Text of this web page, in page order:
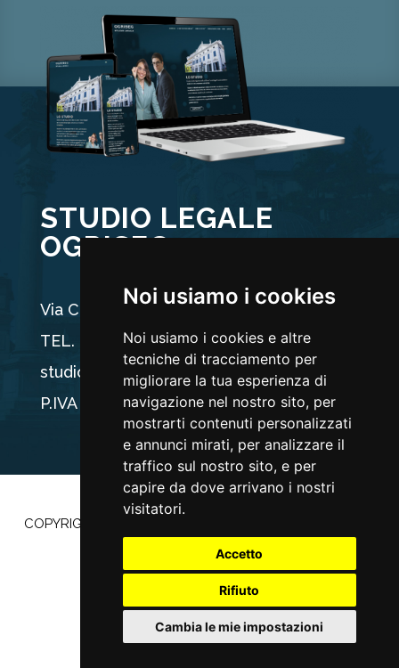
Noi usiamo i cookies
Noi usiamo i cookies e altre
tecniche di tracciamento per
migliorare la tua esperienza di
navigazione nel nostro sito, per
mostrarti contenuti personalizzati
e annunci mirati, per analizzare il
traffico sul nostro sito, e per
capire da dove arrivano i nostri
visitatori.
Accetto
Rifiuto
Cambia le mie impostazioni
STUDIO LEGALE
OGRISEG
Via Carducci 44, 33100 Udine
TEL. +39 0432 512704
studio@ogriseg.legal
P.IVA 02590960304
COPYRIGHT ©2022 |
ETEC MINDS